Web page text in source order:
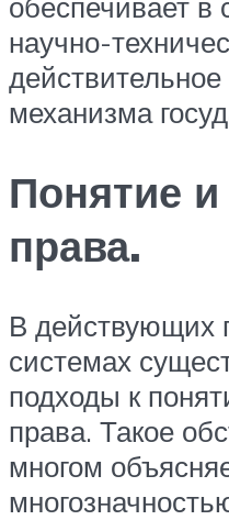
научно-
механизма
Понятие
права.
В действующих
системах
подходы к
права. Такое
многом